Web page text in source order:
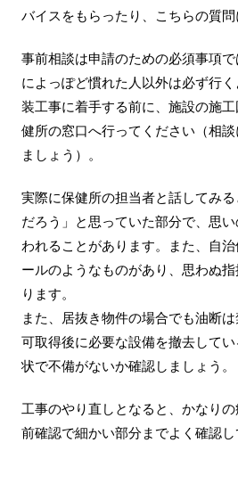
バイスをもらったり、こちらの質問
事前相談は申請のための必須事項
によっぽど慣れた人以外は必ず行
装工事に着手する前に、施設の施
健所の窓口へ行ってください（相
ましょう）。
実際に保健所の担当者と話してみ
だろう」と思っていた部分で、思
われることがあります。また、自
ールのようなものがあり、思わぬ
ります。
また、居抜き物件の場合でも油断
可取得後に必要な設備を撤去して
状で不備がないか確認しましょう。
工事のやり直しとなると、かなり
前確認で細かい部分までよく確認し